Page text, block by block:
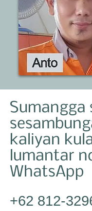
Sumangga
kaliyan
lumantar
WhatsApp
+62 812-